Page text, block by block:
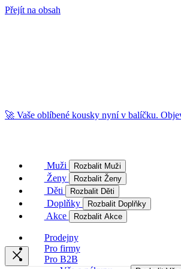
Přejít na obsah
🚀 Vaše oblíbené kousky nyní v balíčku.
Muži Rozbalit Muži
Ženy Rozbalit Ženy
Děti Rozbalit Děti
Doplňky Rozbalit Doplňky
Akce Rozbalit Akce
Prodejny
Pro firmy
Pro B2B